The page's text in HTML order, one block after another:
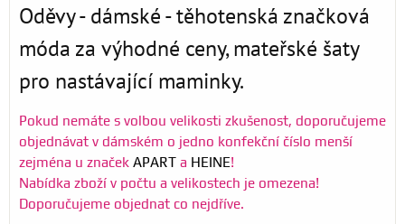
Oděvy - dámské - těhotenská značková
móda za výhodné ceny, mateřské šaty
pro nastávající maminky.
Pokud nemáte s volbou velikosti zkušenost, doporučujeme
objednávat v dámském o jedno konfekční číslo menší
zejména u značek APART a HEINE!
Nabídka zboží v počtu a velikostech je omezena!
Doporučujeme objednat co nejdříve.